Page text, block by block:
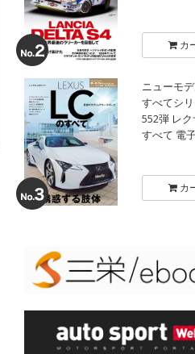
カ
ニューモ
すべてシ
552弾 レ
すべて 電
カ